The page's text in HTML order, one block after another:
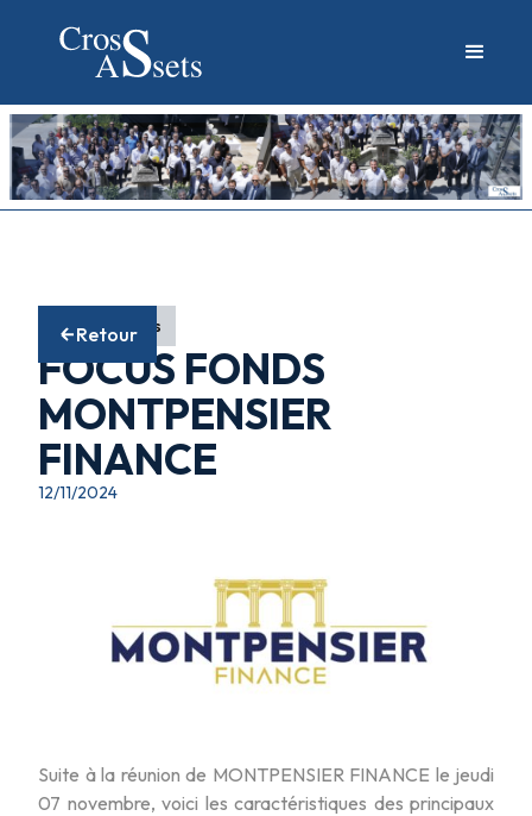
Retour
Fonds actions
FOCUS FONDS
MONTPENSIER
FINANCE
12/11/2024
Suite à la réunion de MONTPENSIER FINANCE le jeudi
07 novembre, voici les caractéristiques des principaux